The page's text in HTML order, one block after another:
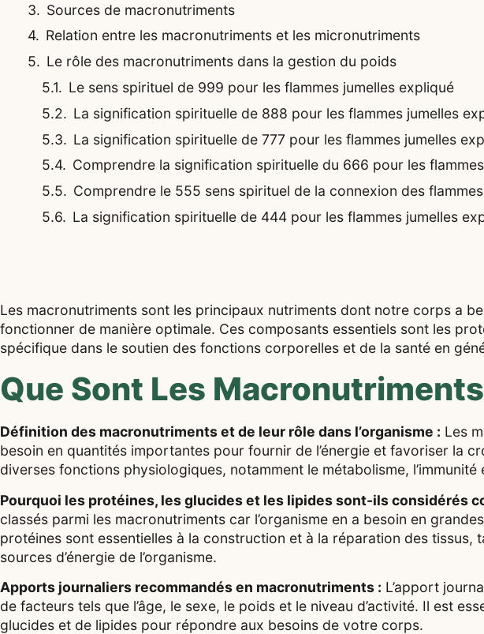
Sources de macronutriments
Relation entre les macronutriments et les micronutriments
Le rôle des macronutriments dans la gestion du poids
Le sens spirituel de 999 pour les flammes jumelles expliqué
La signification spirituelle de 888 pour les flammes jumelles
La signification spirituelle de 777 pour les flammes jumelles
Comprendre la signification spirituelle du 666 pour les
Comprendre le 555 sens spirituel de la connexion des
La signification spirituelle de 444 pour les flammes jumelles
Les macronutriments sont les principaux nutriments dont notre corps a
fonctionner de manière optimale. Ces composants essentiels sont les
spécifique dans le soutien des fonctions corporelles et de la santé en
Que Sont Les
Définition des macronutriments et de leur rôle dans l’organisme : Les
besoin en quantités importantes pour fournir de l’énergie et favoriser la
diverses fonctions physiologiques, notamment le métabolisme,
Pourquoi les protéines, les glucides et les lipides sont-ils considérés
classés parmi les macronutriments car l’organisme en a besoin en
protéines sont essentielles à la construction et à la réparation des
sources d’énergie de l’organisme.
Apports journaliers recommandés en macronutriments : L’apport
de facteurs tels que l’âge, le sexe, le poids et le niveau d’activité. Il est
glucides et de lipides pour répondre aux besoins de votre corps.